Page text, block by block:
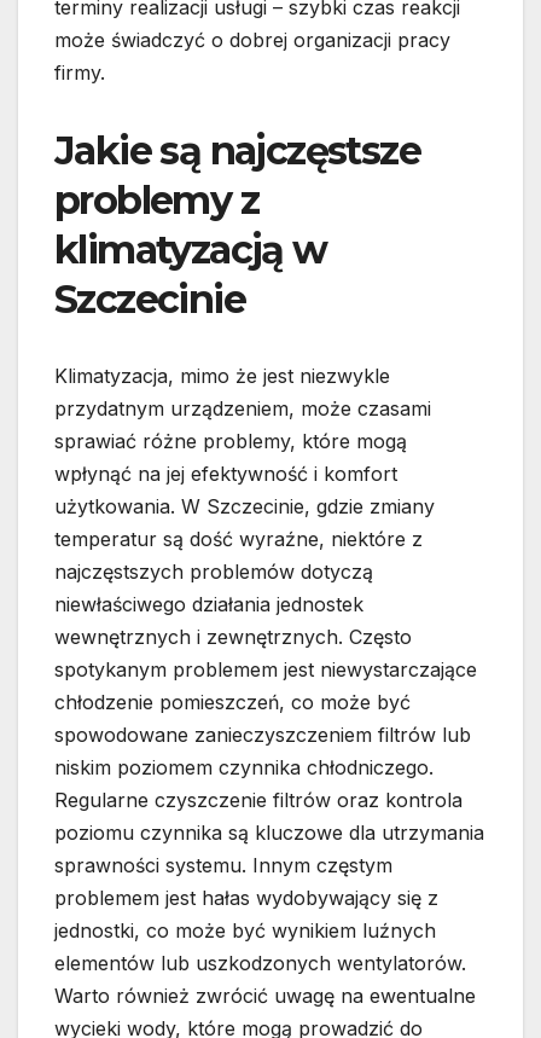
terminy realizacji usługi – szybki czas reakcji
może świadczyć o dobrej organizacji pracy
firmy.
Jakie są najczęstsze
problemy z
klimatyzacją w
Szczecinie
Klimatyzacja, mimo że jest niezwykle
przydatnym urządzeniem, może czasami
sprawiać różne problemy, które mogą
wpłynąć na jej efektywność i komfort
użytkowania. W Szczecinie, gdzie zmiany
temperatur są dość wyraźne, niektóre z
najczęstszych problemów dotyczą
niewłaściwego działania jednostek
wewnętrznych i zewnętrznych. Często
spotykanym problemem jest niewystarczające
chłodzenie pomieszczeń, co może być
spowodowane zanieczyszczeniem filtrów lub
niskim poziomem czynnika chłodniczego.
Regularne czyszczenie filtrów oraz kontrola
poziomu czynnika są kluczowe dla utrzymania
sprawności systemu. Innym częstym
problemem jest hałas wydobywający się z
jednostki, co może być wynikiem luźnych
elementów lub uszkodzonych wentylatorów.
Warto również zwrócić uwagę na ewentualne
wycieki wody, które mogą prowadzić do